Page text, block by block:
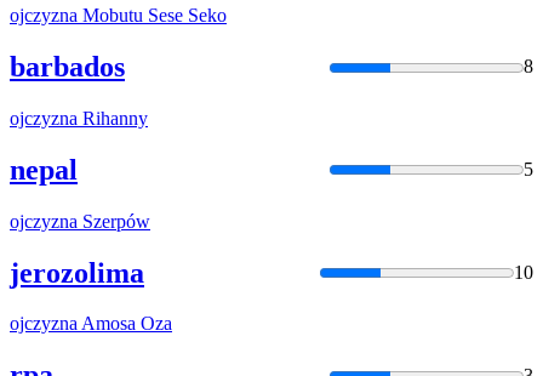
ojczyzna Mobutu Sese Seko
barbados 8
ojczyzna Rihanny
nepal 5
ojczyzna Szerpów
jerozolima 10
ojczyznaAmosa Oza